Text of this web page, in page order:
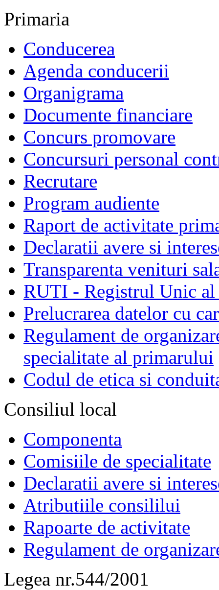
Primaria
Conducerea
Agenda conducerii
Organigrama
Documente financiare
Concurs promovare
Concursuri personal
Recrutare
Program audiente
Raport de activitate
Declaratii avere si
Transparenta venituri
RUTI - Registrul Unic al
Prelucrarea datelor cu
Regulament de
specialitate al primarului
Codul de etica si
Consiliul local
Componenta
Comisiile de specialitate
Declaratii avere si
Atributiile consililui
Rapoarte de activitate
Regulament de
Legea nr.544/2001